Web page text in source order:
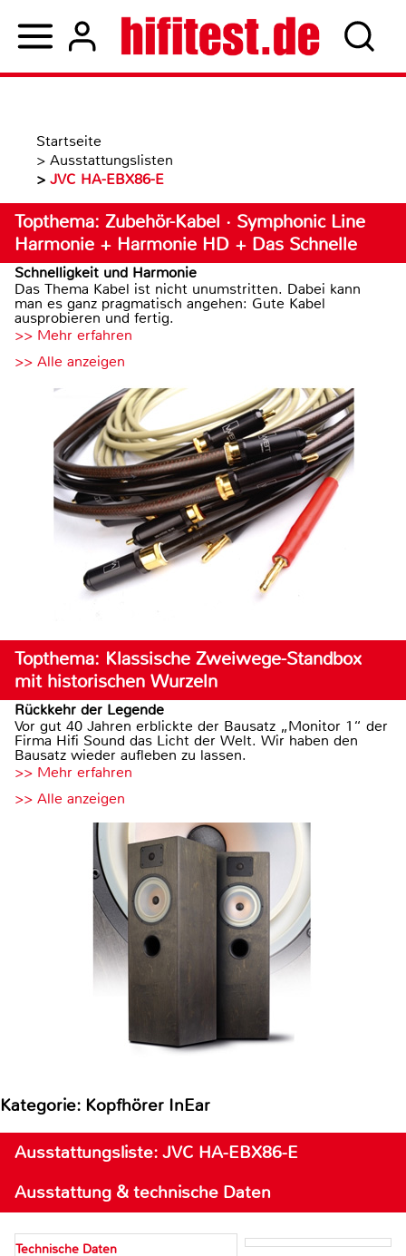
Startseite
> Ausstattungslisten
> JVC HA-EBX86-E
Topthema: Zubehör-Kabel · Symphonic Line
Harmonie + Harmonie HD + Das Schnelle
Schnelligkeit und Harmonie
Das Thema Kabel ist nicht unumstritten. Dabei kann
man es ganz pragmatisch angehen: Gute Kabel
ausprobieren und fertig.
>> Mehr erfahren
>> Alle anzeigen
Topthema: Klassische Zweiwege-Standbox
mit historischen Wurzeln
Rückkehr der Legende
Vor gut 40 Jahren erblickte der Bausatz „Monitor 1“ der
Firma Hifi Sound das Licht der Welt. Wir haben den
Bausatz wieder aufleben zu lassen.
>> Mehr erfahren
>> Alle anzeigen
Kategorie: Kopfhörer InEar
Ausstattungsliste: JVC HA-EBX86-E
Ausstattung & technische Daten
Technische Daten